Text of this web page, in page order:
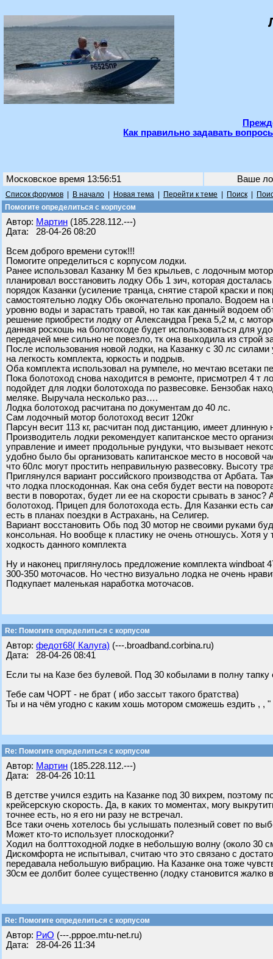
Как правильно задавать
Московское время 13:56:51 Ваше
Список форумов В начало Новая тема Перейти к теме Поиск
Помогите определиться с корпусом
Автор: Мартин (185.228.112.---)
Дата: 28-04-26 08:20
Всем доброго времени суток!!!
Помогите определиться с корпусом лодки.
Ранее использовал Казанку М без крыльев, с лодочным
планировал восстановить лодку Обь 1 зич, которая
порядок Казанки (усиление транца, снятие старой краски и
самостоятельно лодку Обь окончательно пропало. Водоем
уровню воды и зарастать травой, но так как данный водоем
решение приобрести лодку от Александра Грека 5,2 м, с
данная роскошь на болотоходе будет использоваться для
передачей мне сильно не повезло, тк она выходила из строй
После использования новой лодки, на Казанку с 30 лс
на легкость комплекта, юркость и подрыв.
Оба комплекта использовал на румпеле, но мечтаю всетаки
Пока болотоход снова находится в ремонте, присмотрел 4 т
подойдет для лодки болотохода по развесовке. Бензобак
меляке. Выручала несколько раз….
Лодка болотоход расчитана по документам до 40 лс.
Сам лодочный мотор болотоход весит 120кг
Парсун весит 113 кг, расчитан под дистанцию, имеет
Производитель лодки рекомендует капитанское место
управление и имеет продольные рундуки, что вызывает
удобно было бы организовать капитанское место в носовой
что 60лс могут простить неправильную развесовку. Высоту
Приглянулся вариант российского производства от Арбата.
что лодка плоскодонная. Как она себя будет вести на
вести в поворотах, будет ли ее на скорости срывать в
болотоход. Прицеп для болотохода есть. Для Казанки есть
есть в планах поездки в Астрахань, на Селигер.
Вариант восстановить Обь под 30 мотор не своими руками
консольная. Но вообще к пластику не очень отношусь. Хотя
ходкость данного комплекта
Ну и наконец приглянулось предложение комплекта
300-350 моточасов. Но честно визуально лодка не очень
Подкупает маленькая наработка моточасов.
Re: Помогите определиться с корпусом
Автор: федот68( Калуга) (---.broadband.corbina.ru)
Дата: 28-04-26 08:41
Если ты на Казе без булевой. Под 30 кобылами в полну тапку
Тебе сам ЧОРТ - не брат ( ибо зассыт такого братства)
Ты и на чём угодно с каким хошь мотором сможешь ездить , , "
Re: Помогите определиться с корпусом
Автор: Мартин (185.228.112.---)
Дата: 28-04-26 10:11
В детстве учился ездить на Казанке под 30 вихрем, поэтому
крейсерскую скорость. Да, в каких то моментах, могу
точнее есть, но я его ни разу не встречал.
Все таки очень хотелось бы услышать полезный совет по
Может кто-то использует плоскодонки?
Ходил на болттоходной лодке в небольшую волну (около 30
Дискомфорта не испытывал, считаю что это связано с
передавала небольшую вибрацию. На Казанке она тоже
30см ее долбит более существенно (лодку становится жалко
Re: Помогите определиться с корпусом
Автор: РиО (---.pppoe.mtu-net.ru)
Дата: 28-04-26 11:34